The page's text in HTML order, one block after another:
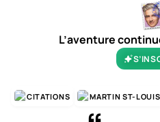
L’aventure
CITATIONS MARTIN ST-LOUIS